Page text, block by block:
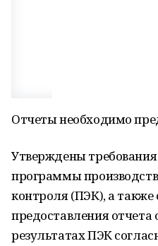
Отчеты необходимо
Утверждены
программы
контроля (ПЭК), а
предоставления отчета
результатах ПЭК